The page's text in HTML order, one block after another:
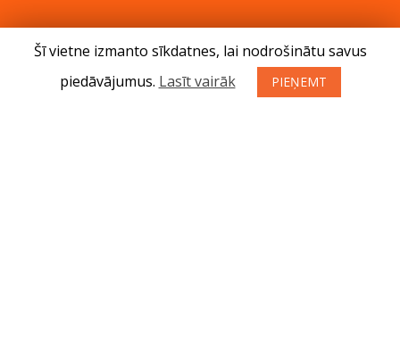
Akcijas
Serviss
Šī vietne izmanto sīkdatnes, lai nodrošinātu savus
piedāvājumus. Lasīt vairāk PIEŅEMT